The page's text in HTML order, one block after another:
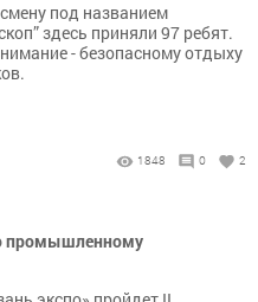
под названием
здесь приняли 97 ребят.
- безопасному отдыху
1848 0 2
промышленному